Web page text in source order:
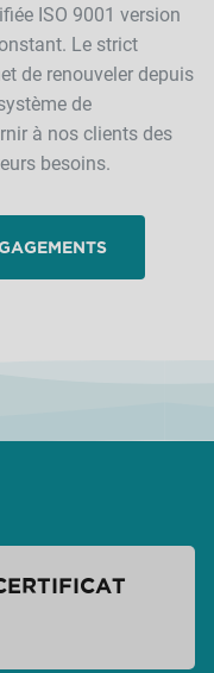
ISO 9001 version
Le strict
de renouveler depuis
de
à nos clients des
besoins.